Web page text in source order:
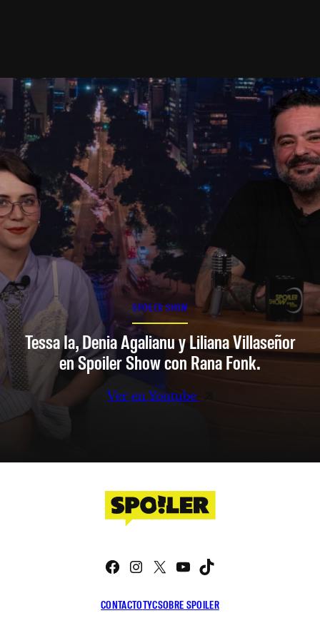
SPOILER SHOW
Tessa Ia, Denia Agalianu y Liliana Villaseñor
en Spoiler Show con Rana Fonk.
Ver en Youtube
CONTACTOTYCSOBRE SPOILER
Facebook
Instagram
X YouTube